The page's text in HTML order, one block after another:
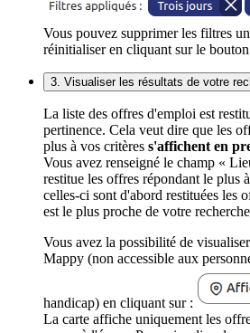
Vous pouvez supprimer les filtres
réinitialiser en cliquant sur le
3. Visualiser les résultats de votre
La liste des offres d'emploi est
pertinence. Cela veut dire que les
plus à vos critères s'affichent en
Vous avez renseigné le champ «
restitue les offres répondant le plus
celles-ci sont d'abord restituées les
est le plus proche de votre
Vous avez la possibilité de
Mappy (non accessible aux
handicap) en cliquant sur :
La carte affiche uniquement les